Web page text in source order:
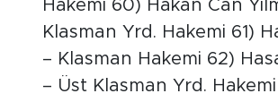
Hakemi 60) Hakan Can
Klasman Yrd. Hakemi 61)
– Klasman Hakemi 62)
– Üst Klasman Yrd.